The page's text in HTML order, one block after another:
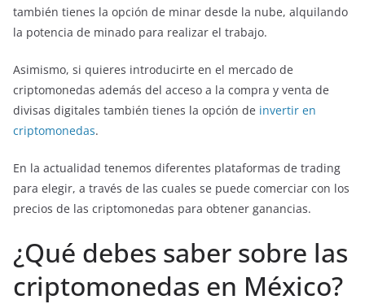
también tienes la opción de minar desde la nube, alquilando
la potencia de minado para realizar el trabajo.
Asimismo, si quieres introducirte en el mercado de
criptomonedas además del acceso a la compra y venta de
divisas digitales también tienes la opción de invertir en
criptomonedas.
En la actualidad tenemos diferentes plataformas de trading
para elegir, a través de las cuales se puede comerciar con los
precios de las criptomonedas para obtener ganancias.
¿Qué debes saber sobre las
criptomonedas en México?